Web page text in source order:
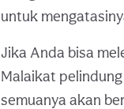
untuk
Jika Anda bisa
Malaikat
semuanya akan